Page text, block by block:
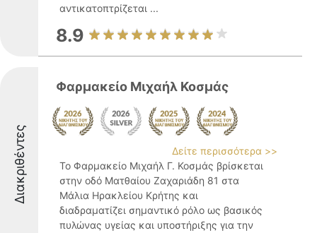
αντικατοπτρίζεται ...
8.9
Διακριθέντες
Φαρμακείο Μιχαήλ Κοσμάς
Δείτε περισσότερα >>
Το Φαρμακείο Μιχαήλ Γ. Κοσμάς βρίσκεται
στην οδό Ματθαίου Ζαχαριάδη 81 στα
Μάλια Ηρακλείου Κρήτης και
διαδραματίζει σημαντικό ρόλο ως βασικός
πυλώνας υγείας και υποστήριξης για την